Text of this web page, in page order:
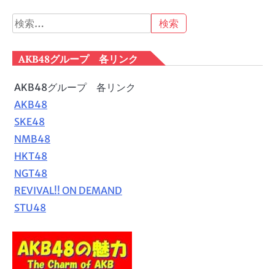
検
索:
AKB48グループ 各リンク
AKB48グループ 各リンク
AKB48
SKE48
NMB48
HKT48
NGT48
REVIVAL!! ON DEMAND
STU48